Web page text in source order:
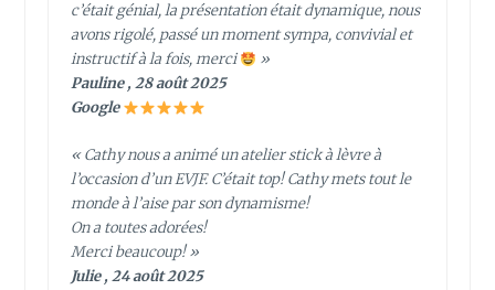
c’était génial, la présentation était dynamique, nous
avons rigolé, passé un moment sympa, convivial et
instructif à la fois, merci
»
Pauline , 28 août 2025
Google
« Cathy nous a animé un atelier stick à lèvre à
l’occasion d’un EVJF. C’était top! Cathy mets tout le
monde à l’aise par son dynamisme!
On a toutes adorées!
Merci beaucoup! »
Julie , 24 août 2025